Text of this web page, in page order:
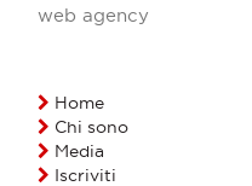
web agency
Home
Chi sono
Media
Iscriviti